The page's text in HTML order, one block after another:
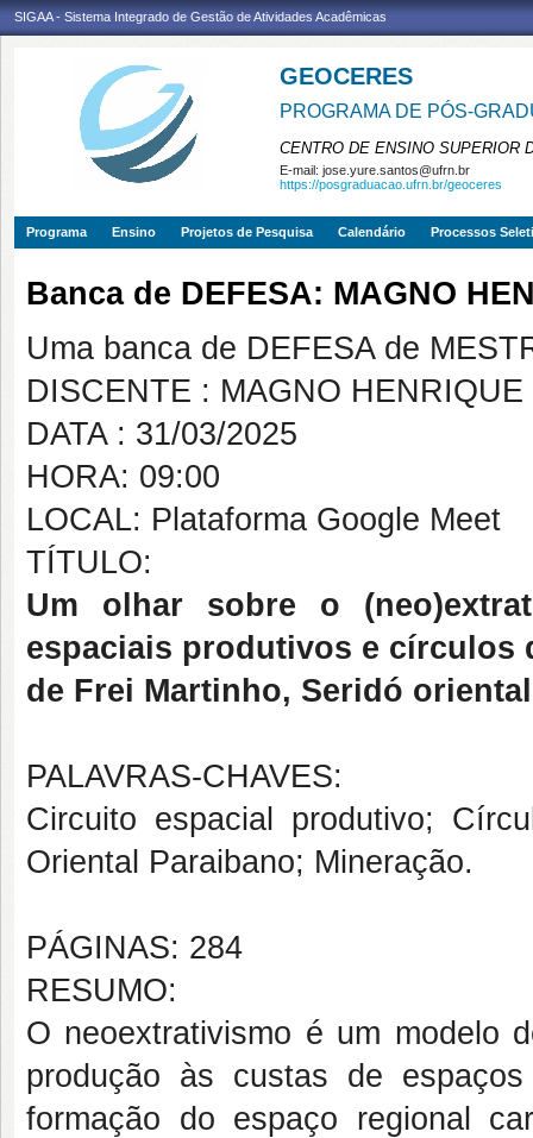
SIGAA - Sistema Integrado de Gestão de Atividades Acadêmicas
GEOCERES
PROGRAMA DE PÓS-
CENTRO DE ENSINO SUPERIOR
E-mail: jose.yure.santos@ufrn.br
https://posgraduacao.ufrn.br/geoceres
Programa Ensino Projetos de Pesquisa Calendário Processos
Banca de DEFESA: MAGNO
Uma banca de DEFESA de
DISCENTE : MAGNO
DATA : 31/03/2025
HORA: 09:00
LOCAL: Plataforma Google Meet
TÍTULO:
Um olhar sobre o
espaciais produtivos e círculos
de Frei Martinho, Seridó
PALAVRAS-CHAVES:
Circuito espacial produtivo;
Oriental Paraibano; Mineração.
PÁGINAS: 284
RESUMO:
O neoextrativismo é um modelo
produção às custas de
formação do espaço regional